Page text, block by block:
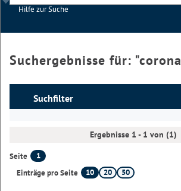
Hilfe zur Suche
Suchergebnisse für: "corona
Suchfilter
Ergebnisse 1 - 1 von (1)
Seite
1
Einträge pro Seite
10 20 50